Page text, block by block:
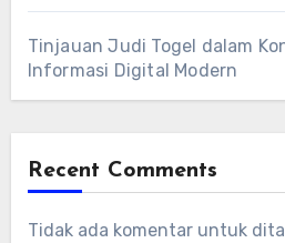
Tinjauan Judi Togel dalam
Informasi Digital Modern
Recent Comments
Tidak ada komentar untuk